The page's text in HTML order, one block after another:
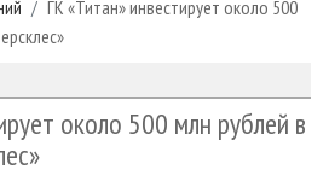
ГК «Титан» инвестирует около 500
около 500 млн рублей в